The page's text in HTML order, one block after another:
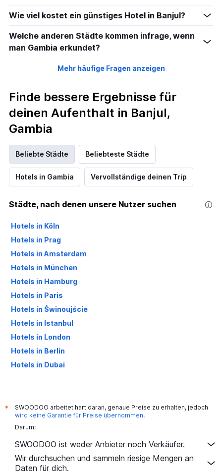
Wie viel kostet ein günstiges Hotel in Banjul?
Welche anderen Städte kommen infrage, wenn
man Gambia erkundet?
Mehr häufige Fragen anzeigen
Finde bessere Ergebnisse für
deinen Aufenthalt in Banjul,
Gambia
Beliebte Städte Beliebteste Städte
Hotels in Gambia Vervollständige deinen Trip
Städte, nach denen unsere Nutzer suchen
Hotels in Köln
Hotels in Prag
Hotels in Amsterdam
Hotels in München
Hotels in Hamburg
Hotels in Paris
Hotels in Świnoujście
Hotels in Istanbul
Hotels in London
Hotels in Berlin
Hotels in Dubai
*
SWOODOO arbeitet hart daran, genaue Preise zu erhalten, jedoch
wird keine Garantie für Preise übernommen.
Darum:
SWOODOO ist weder Anbieter noch Verkäufer.
Wir durchsuchen und sammeln riesige Mengen an
Daten für dich.